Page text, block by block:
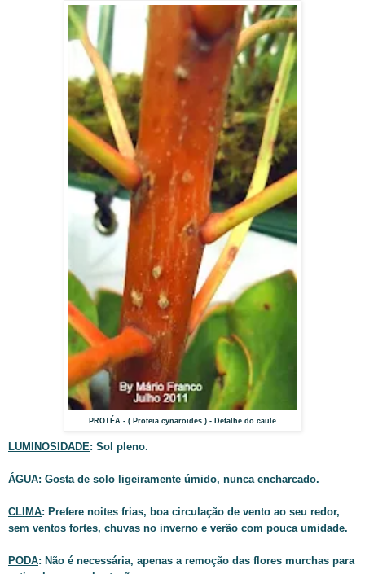
PROTÉA - ( Proteia cynaroides ) - Detalhe do caule
LUMINOSIDADE: Sol pleno.
ÁGUA: Gosta de solo ligeiramente úmido, nunca encharcado.
CLIMA: Prefere noites frias, boa circulação de vento ao seu redor,
sem ventos fortes, chuvas no inverno e verão com pouca umidade.
PODA: Não é necessária, apenas a remoção das flores murchas para